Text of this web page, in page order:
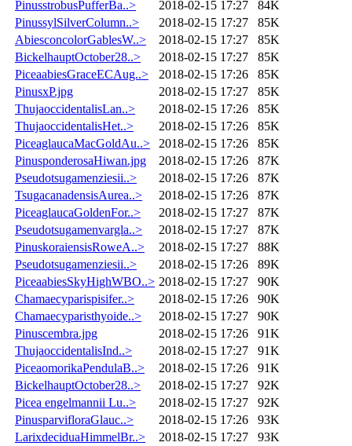
PinusstrobusPufferBa..>
2018-02-15 17:27
84K
PinussylSilverColumn..>
2018-02-15 17:27
85K
AbiesconcolorGablesW..>
2018-02-15 17:27
85K
BickelhauptOctober28..>
2018-02-15 17:27
85K
PiceaabiesGraceECAug..>
2018-02-15 17:26
85K
PinusxP.jpg
2018-02-15 17:27
85K
ThujaoccidentalisLan..>
2018-02-15 17:26
85K
ThujaoccidentalisHet..>
2018-02-15 17:26
85K
PiceaglaucaMacGoldAu..>
2018-02-15 17:26
85K
PinusponderosaHiwan.jpg
2018-02-15 17:26
87K
Pseudotsugamenziesii..>
2018-02-15 17:26
87K
TsugacanadensisAurea..>
2018-02-15 17:26
87K
PiceaglaucaGoldenFor..>
2018-02-15 17:27
87K
Pseudotsugamenvargla..>
2018-02-15 17:27
87K
PinuskoraiensisRoweA..>
2018-02-15 17:27
88K
Pseudotsugamenziesii..>
2018-02-15 17:26
89K
PiceaabiesSkyHighWBO..> 2018-02-15 17:27
90K
Chamaecyparispisifer..>
2018-02-15 17:26
90K
Chamaecyparisthyoide..>
2018-02-15 17:27
90K
Pinuscembra.jpg
2018-02-15 17:26
91K
ThujaoccidentalisInd..>
2018-02-15 17:27
91K
PiceaomorikaPendulaB..>
2018-02-15 17:26
91K
BickelhauptOctober28..>
2018-02-15 17:27
92K
Picea engelmannii Lu..>
2018-02-15 17:27
92K
PinusparvifloraGlauc..>
2018-02-15 17:26
93K
LarixdeciduaHimmelBr..>
2018-02-15 17:27
93K